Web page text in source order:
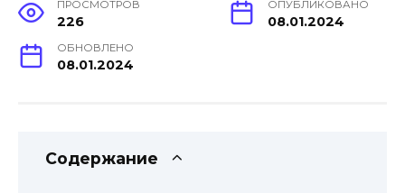
ПРОСМОТРОВ
226
ОПУБЛИКОВАНО
08.01.2024
ОБНОВЛЕНО
08.01.2024
Содержание